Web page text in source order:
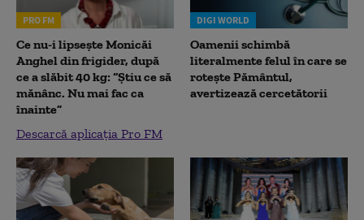
PRO FM
Ce nu-i lipsește Monicăi
Anghel din frigider, după
ce a slăbit 40 kg: “Știu ce să
mănânc. Nu mai fac ca
înainte”
Descarcă aplicația Pro FM
DIGI WORLD
Oamenii schimbă
literalmente felul în care se
rotește Pământul,
avertizează cercetătorii